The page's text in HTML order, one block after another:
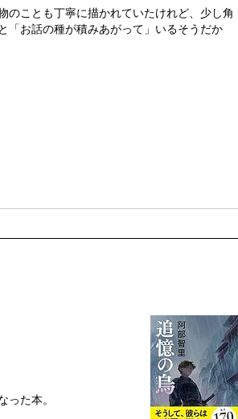
ことも丁寧に描かれていたけれど、少し角
「お話の種が積みあがって」いるそうだか
た本。